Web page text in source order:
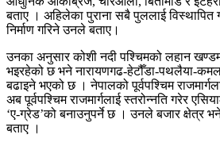
बताए । अहिलेका पुराना सबै पुललाई विस्थापित
निर्माण गरिने उनले बताए।
उनका अनुसार कोशी नदी पश्चिमको लहान खण्डमा
भइरहेको छ भने नारायणगढ-हेटौँडा-पथलैया-
बढाइने भएको छ । नेपालको पूर्वपश्चिम
अब पूर्वपश्चिम राजमार्गलाई स्तरोन्नति गरेर
‘ए-ग्रेड’को बनाउनुपर्ने छ । उनले बजार क्षेत्र
बताए ।